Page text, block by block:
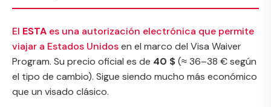
El ESTA es una autorización electrónica que permite
viajar a Estados Unidosen el marco del Visa Waiver
Program. Su precio oficial es de 40 $(≈ 36–38 € según
el tipo de cambio). Sigue siendo mucho más económico
que un visado clásico.